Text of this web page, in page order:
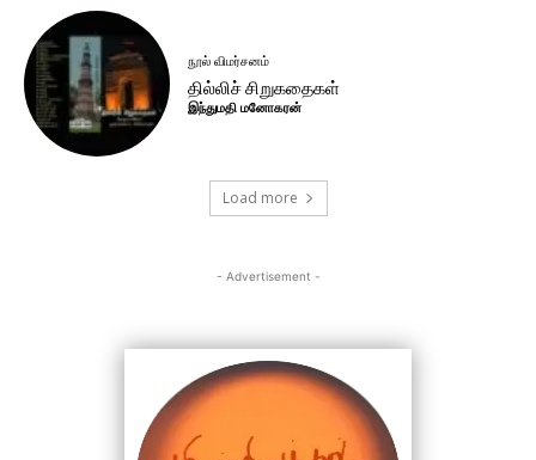
நூல் விமர்சனம்
தில்லிச் சிறுகதைகள்
இந்துமதி மனோகரன்
Load more
- Advertisement -